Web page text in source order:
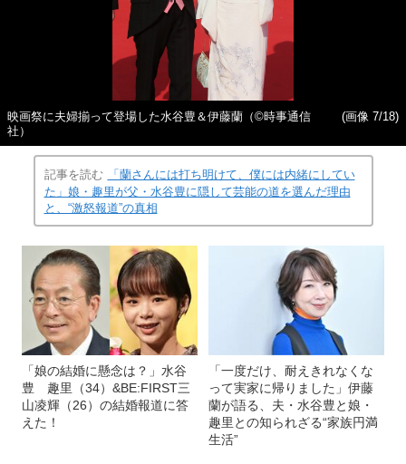
映画祭に夫婦揃って登場した水谷豊＆伊藤蘭（©時事通信
社）
(画像 7/18)
記事を読む
「蘭さんには打ち明けて、僕には内緒にしてい
た」娘・趣里が父・水谷豊に隠して芸能の道を選んだ理由
と、“激怒報道”の真相
「娘の結婚に懸念は？」水谷
豊 趣里（34）&BE:FIRST三
山凌輝（26）の結婚報道に答
えた！
「一度だけ、耐えきれなくな
って実家に帰りました」伊藤
蘭が語る、夫・水谷豊と娘・
趣里との知られざる“家族円満
生活”